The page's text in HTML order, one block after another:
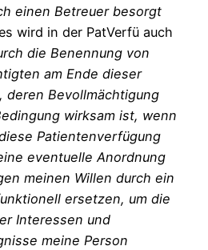
einen Betreuer besorgt
wird in der PatVerfü auch
die Benennung von
am Ende dieser
deren Bevollmächtigung
wirksam ist, wenn
Patientenverfügung
eventuelle Anordnung
meinen Willen durch ein
ersetzen, um die
Interessen und
meine Person